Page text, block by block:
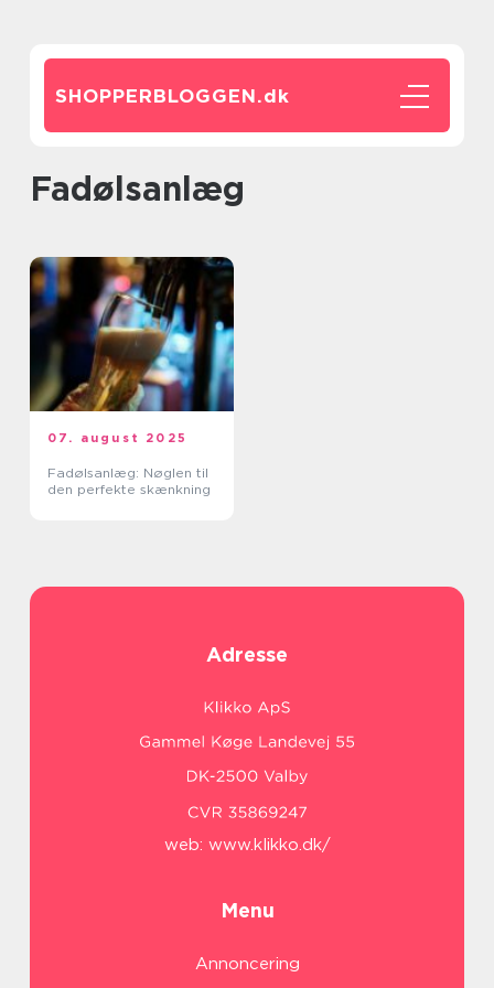
SHOPPERBLOGGEN.dk
fadølsanlæg
07. august 2025
Fadølsanlæg: Nøglen til
den perfekte skænkning
Adresse
web: www.klikko.dk/
Menu
Annoncering